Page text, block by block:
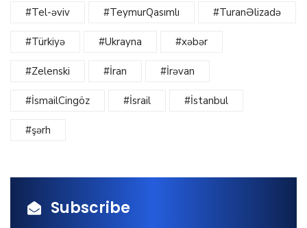
#Tel-əviv #TeymurQasımlı #TuranƏlizadə
#Türkiyə #Ukrayna #xəbər
#Zelenski #İran #İrəvan
#İsmailCingöz #İsrail #İstanbul
#şərh
Subscribe